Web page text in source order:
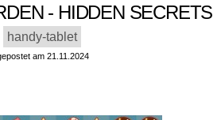
- HIDDEN SECRETS
handy-tablet
am 21.11.2024